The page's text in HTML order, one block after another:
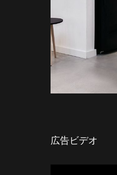
広告ビデオ